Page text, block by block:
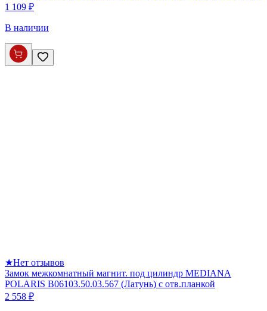
1 109 ₽
В наличии
★Нет отзывов
Замок межкомнатный магнит. под цилиндр MEDIANA
POLARIS B06103.50.03.567 (Латунь) с отв.планкой
2 558 ₽